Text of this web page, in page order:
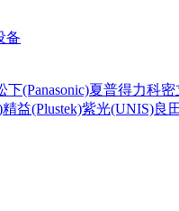
备
下(Panasonic)夏普得力科密
精益(Plustek)紫光(UNIS)良